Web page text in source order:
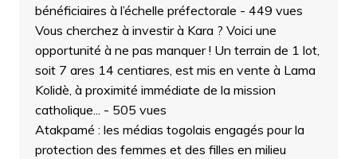
bénéficiaires à l’échelle préfectorale - 449 vues
Vous cherchez à investir à Kara ? Voici une
opportunité à ne pas manquer ! Un terrain de 1 lot,
soit 7 ares 14 centiares, est mis en vente à Lama
Kolidè, à proximité immédiate de la mission
catholique... - 505 vues
Atakpamé : les médias togolais engagés pour la
protection des femmes et des filles en milieu